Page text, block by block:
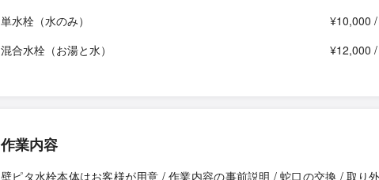
単水栓（水のみ）
¥10,000
混合水栓（お湯と水）
¥12,000
作業内容
壁ピタ水栓本体はお客様が用意 / 作業内容の事前説明 / 蛇口の交換 / 取り